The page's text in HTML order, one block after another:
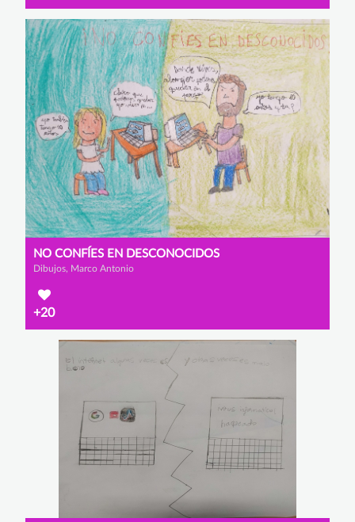
NO CONFÍES EN DESCONOCIDOS
Dibujos, Marco Antonio
+20